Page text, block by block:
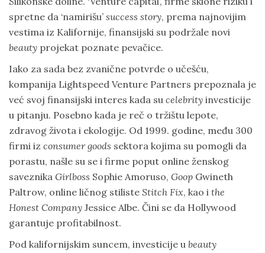
spretne da ‘namirišu’ success story, prema najnovijim
vestima iz Kalifornije, finansijski su podržale novi
beauty projekat poznate pevačice.
Iako za sada bez zvanične potvrde o učešću,
kompanija Lightspeed Venture Partners prepoznala je
već svoj finansijski interes kada su celebrity investicije
u pitanju. Posebno kada je reč o tržištu lepote,
zdravog života i ekologije. Od 1999. godine, među 300
firmi iz consumer goods sektora kojima su pomogli da
porastu, našle su se i firme poput online ženskog
saveznika Girlboss Sophie Amoruso, Goop Gwineth
Paltrow, online ličnog stiliste Stitch Fix, kao i the
Honest Company Jessice Albe. Čini se da Hollywood
garantuje profitabilnost.
Pod kalifornijskim suncem, investicije u beauty